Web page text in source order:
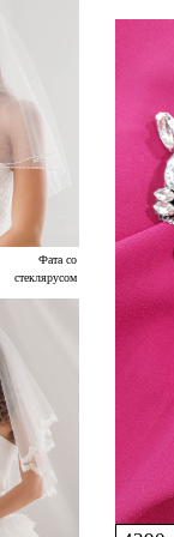
Фата со
стеклярусом